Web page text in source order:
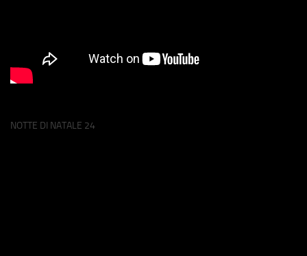
NOTTE DI NATALE 24